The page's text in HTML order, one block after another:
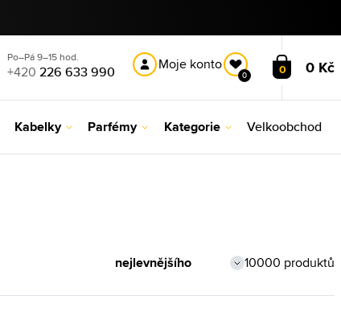
Po–Pá 9–15 hod.
+420 226 633 990 Moje konto
0 0 0 Kč
Kabelky Parfémy Kategorie Velkoobchod
10000 produktů